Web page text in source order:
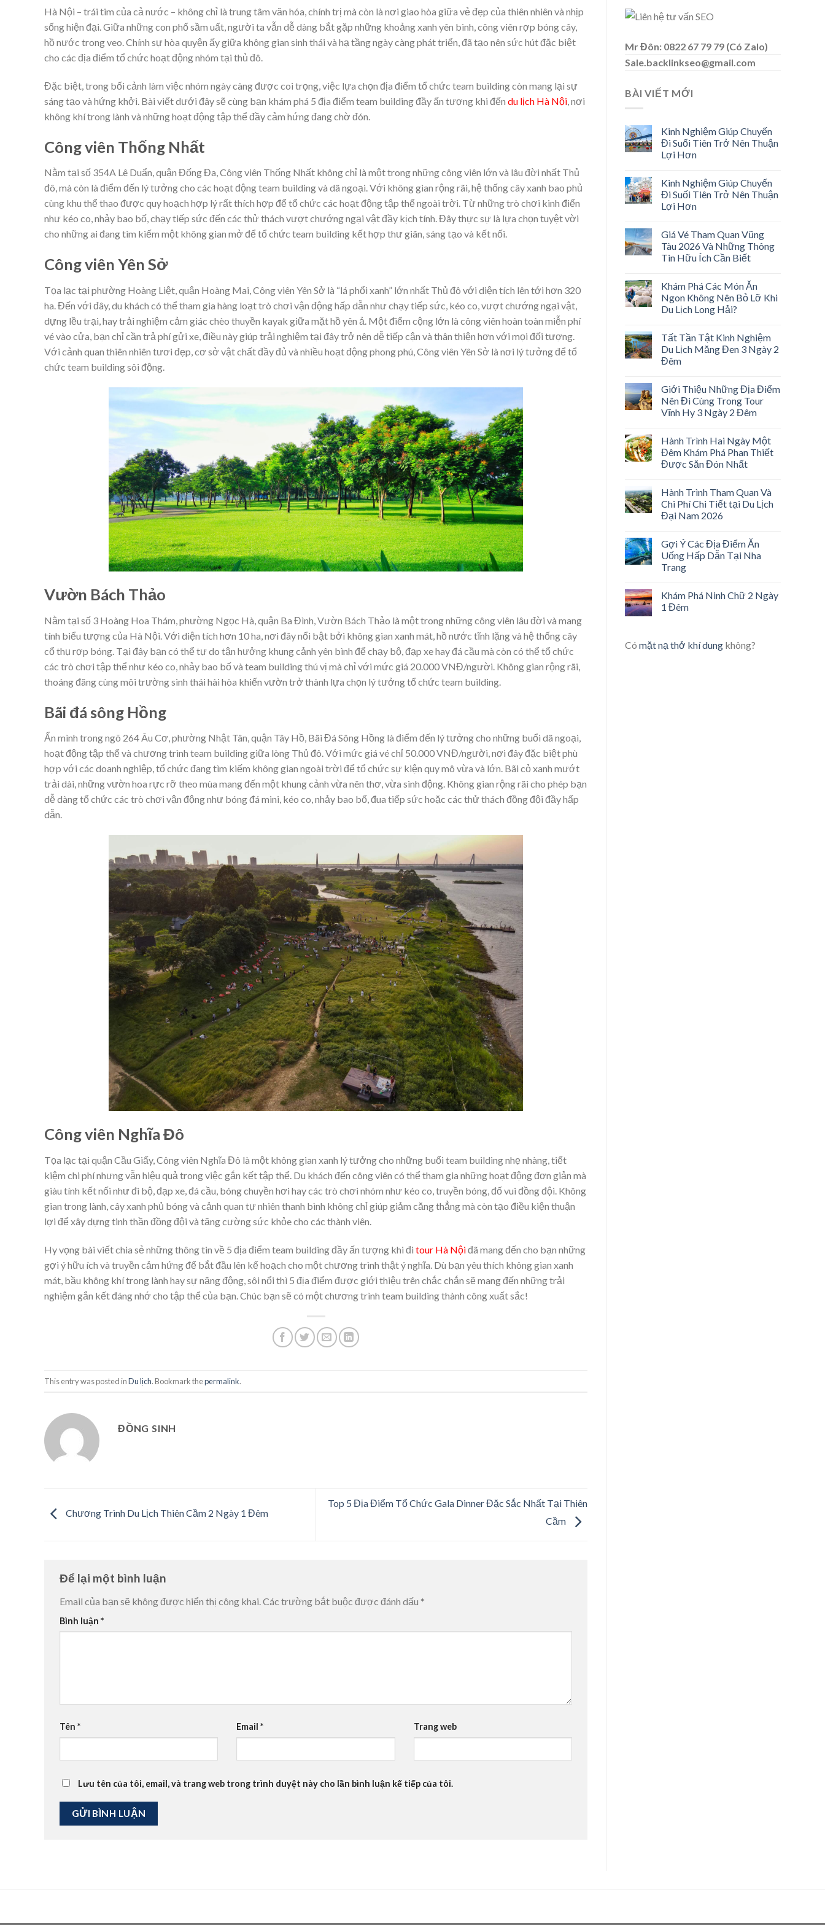
Hà Nội – trái tim của cả nước – không chỉ là trung tâm văn hóa, chính trị mà còn là nơi giao hòa giữa vẻ đẹp của thiên nhiên và nhịp
sống hiện đại. Giữa những con phố sầm uất, người ta vẫn dễ dàng bắt gặp những khoảng xanh yên bình, công viên rợp bóng cây,
hồ nước trong veo. Chính sự hòa quyện ấy giữa không gian sinh thái và hạ tầng ngày càng phát triển, đã tạo nên sức hút đặc biệt
cho các địa điểm tổ chức hoạt động nhóm tại thủ đô.
Đặc biệt, trong bối cảnh làm việc nhóm ngày càng được coi trọng, việc lựa chọn địa điểm tổ chức team building còn mang lại sự
sáng tạo và hứng khởi. Bài viết dưới đây sẽ cùng bạn khám phá 5 địa điểm team building đầy ấn tượng khi đến du lịch Hà Nội , nơi
không khí trong lành và những hoạt động tập thể đầy cảm hứng đang chờ đón.
Công viên Thống Nhất
Nằm tại số 354A Lê Duẩn, quận Đống Đa, Công viên Thống Nhất không chỉ là một trong những công viên lớn và lâu đời nhất Thủ
đô, mà còn là điểm đến lý tưởng cho các hoạt động team building và dã ngoại. Với không gian rộng rãi, hệ thống cây xanh bao phủ
cùng khu thể thao được quy hoạch hợp lý rất thích hợp để tổ chức các hoạt động tập thể ngoài trời. Từ những trò chơi kinh điển
như kéo co, nhảy bao bố, chạy tiếp sức đến các thử thách vượt chướng ngại vật đầy kịch tính. Đây thực sự là lựa chọn tuyệt vời
cho những ai đang tìm kiếm một không gian mở để tổ chức team building kết hợp thư giãn, sáng tạo và kết nối.
Công viên Yên Sở
Tọa lạc tại phường Hoàng Liệt, quận Hoàng Mai, Công viên Yên Sở là “lá phổi xanh” lớn nhất Thủ đô với diện tích lên tới hơn 320
ha. Đến với đây, du khách có thể tham gia hàng loạt trò chơi vận động hấp dẫn như chạy tiếp sức, kéo co, vượt chướng ngại vật,
dựng lều trại, hay trải nghiệm cảm giác chèo thuyền kayak giữa mặt hồ yên ả. Một điểm cộng lớn là công viên hoàn toàn miễn phí
vé vào cửa, bạn chỉ cần trả phí gửi xe, điều này giúp trải nghiệm tại đây trở nên dễ tiếp cận và thân thiện hơn với mọi đối tượng.
Với cảnh quan thiên nhiên tươi đẹp, cơ sở vật chất đầy đủ và nhiều hoạt động phong phú, Công viên Yên Sở là nơi lý tưởng để tổ
chức team building sôi động.
Vườn Bách Thảo
Nằm tại số 3 Hoàng Hoa Thám, phường Ngọc Hà, quận Ba Đình, Vườn Bách Thảo là một trong những công viên lâu đời và mang
tính biểu tượng của Hà Nội. Với diện tích hơn 10 ha, nơi đây nổi bật bởi không gian xanh mát, hồ nước tĩnh lặng và hệ thống cây
cổ thụ rợp bóng. Tại đây bạn có thể tự do tận hưởng khung cảnh yên bình để chạy bộ, đạp xe hay đá cầu mà còn có thể tổ chức
các trò chơi tập thể như kéo co, nhảy bao bố và team building thú vị mà chỉ với mức giá 20.000 VNĐ/người. Không gian rộng rãi,
thoáng đãng cùng môi trường sinh thái hài hòa khiến vườn trở thành lựa chọn lý tưởng tổ chức team building.
Bãi đá sông Hồng
Ẩn mình trong ngõ 264 Âu Cơ, phường Nhật Tân, quận Tây Hồ, Bãi Đá Sông Hồng là điểm đến lý tưởng cho những buổi dã ngoại,
hoạt động tập thể và chương trình team building giữa lòng Thủ đô. Với mức giá vé chỉ 50.000 VNĐ/người, nơi đây đặc biệt phù
hợp với các doanh nghiệp, tổ chức đang tìm kiếm không gian ngoài trời để tổ chức sự kiện quy mô vừa và lớn. Bãi cỏ xanh mướt
trải dài, những vườn hoa rực rỡ theo mùa mang đến một khung cảnh vừa nên thơ, vừa sinh động. Không gian rộng rãi cho phép bạn
dễ dàng tổ chức các trò chơi vận động như bóng đá mini, kéo co, nhảy bao bố, đua tiếp sức hoặc các thử thách đồng đội đầy hấp
dẫn.
Công viên Nghĩa Đô
Tọa lạc tại quận Cầu Giấy, Công viên Nghĩa Đô là một không gian xanh lý tưởng cho những buổi team building nhẹ nhàng, tiết
kiệm chi phí nhưng vẫn hiệu quả trong việc gắn kết tập thể. Du khách đến công viên có thể tham gia những hoạt động đơn giản mà
giàu tính kết nối như đi bộ, đạp xe, đá cầu, bóng chuyền hơi hay các trò chơi nhóm như kéo co, truyền bóng, đố vui đồng đội. Không
gian trong lành, cây xanh phủ bóng và cảnh quan tự nhiên thanh bình không chỉ giúp giảm căng thẳng mà còn tạo điều kiện thuận
lợi để xây dựng tinh thần đồng đội và tăng cường sức khỏe cho các thành viên.
Hy vọng bài viết chia sẻ những thông tin về 5 địa điểm team building đầy ấn tượng khi đi tour Hà Nộiđã mang đến cho bạn những
gợi ý hữu ích và truyền cảm hứng để bắt đầu lên kế hoạch cho một chương trình thật ý nghĩa. Dù bạn yêu thích không gian xanh
mát, bầu không khí trong lành hay sự năng động, sôi nổi thì 5 địa điểm được giới thiệu trên chắc chắn sẽ mang đến những trải
nghiệm gắn kết đáng nhớ cho tập thể của bạn. Chúc bạn sẽ có một chương trình team building thành công xuất sắc!
This entry was posted inDu lịch. Bookmark thepermalink.
ĐỒNG SINH
Chương Trình Du Lịch Thiên Cầm 2 Ngày 1 Đêm
Top 5 Địa Điểm Tổ Chức Gala Dinner Đặc Sắc Nhất Tại Thiên
Cầm
Để lại một bình luận
Email của bạn sẽ không được hiển thị công khai. Các trường bắt buộc được đánh dấu *
Bình luận *
Tên * Email* Trang web
Lưu tên của tôi, email, và trang web trong trình duyệt này cho lần bình luận kế tiếp của tôi.
Mr Đôn: 0822 67 79 79 (Có Zalo)
Sale.backlinkseo@gmail.com
BÀI VIẾT MỚI
Kinh Nghiệm Giúp Chuyến
Đi Suối Tiên Trở Nên Thuận
Lợi Hơn
Kinh Nghiệm Giúp Chuyến
Đi Suối Tiên Trở Nên Thuận
Lợi Hơn
Giá Vé Tham Quan Vũng
Tàu 2026 Và Những Thông
Tin Hữu Ích Cần Biết
Khám Phá Các Món Ăn
Ngon Không Nên Bỏ Lỡ Khi
Du Lịch Long Hải?
Tất Tần Tật Kinh Nghiệm
Du Lịch Măng Đen 3 Ngày 2
Đêm
Giới Thiệu Những Địa Điểm
Nên Đi Cùng Trong Tour
Vĩnh Hy 3 Ngày 2 Đêm
Hành Trình Hai Ngày Một
Đêm Khám Phá Phan Thiết
Được Săn Đón Nhất
Hành Trình Tham Quan Và
Chi Phí Chi Tiết tại Du Lịch
Đại Nam 2026
Gợi Ý Các Địa Điểm Ăn
Uống Hấp Dẫn Tại Nha
Trang
Khám Phá Ninh Chữ 2 Ngày
1 Đêm
Có mặt nạ thở khí dung không?